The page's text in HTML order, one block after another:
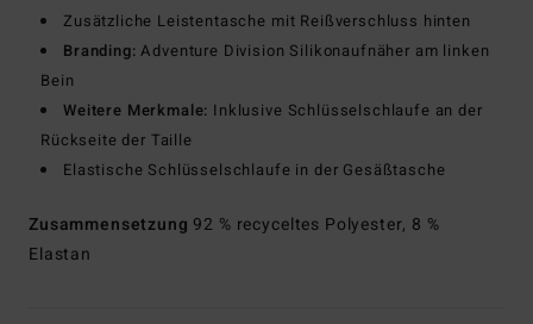
Zusätzliche Leistentasche mit Reißverschluss hinten
Branding: Adventure Division Silikonaufnäher am linken
Bein
Weitere Merkmale: Inklusive Schlüsselschlaufe an der
Rückseite der Taille
Elastische Schlüsselschlaufe in der Gesäßtasche
Zusammensetzung 92 % recyceltes Polyester, 8 %
Elastan